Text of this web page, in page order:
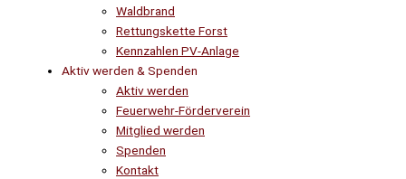
Waldbrand
Rettungskette Forst
Kennzahlen PV-Anlage
Aktiv werden & Spenden
Aktiv werden
Feuerwehr-Förderverein
Mitglied werden
Spenden
Kontakt